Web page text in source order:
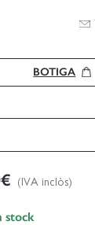
BOTIGA
€ (IVA inclòs)
stock